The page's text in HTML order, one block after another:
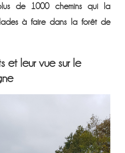
de 1000 chemins qui la
à faire dans la forêt de
et leur vue sur le